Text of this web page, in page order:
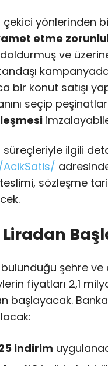
yönlerinden
etme
doldurmuş ve
bir konut satışı
seçip
ilgili
sözleşme
Liradan
şehre
fiyatları 2,1
başlayacak.
indirim